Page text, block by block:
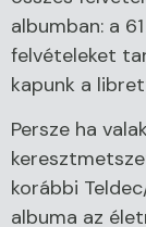
albumban: a
felvételeket
kapunk a
Persze ha
korábbi
albuma az